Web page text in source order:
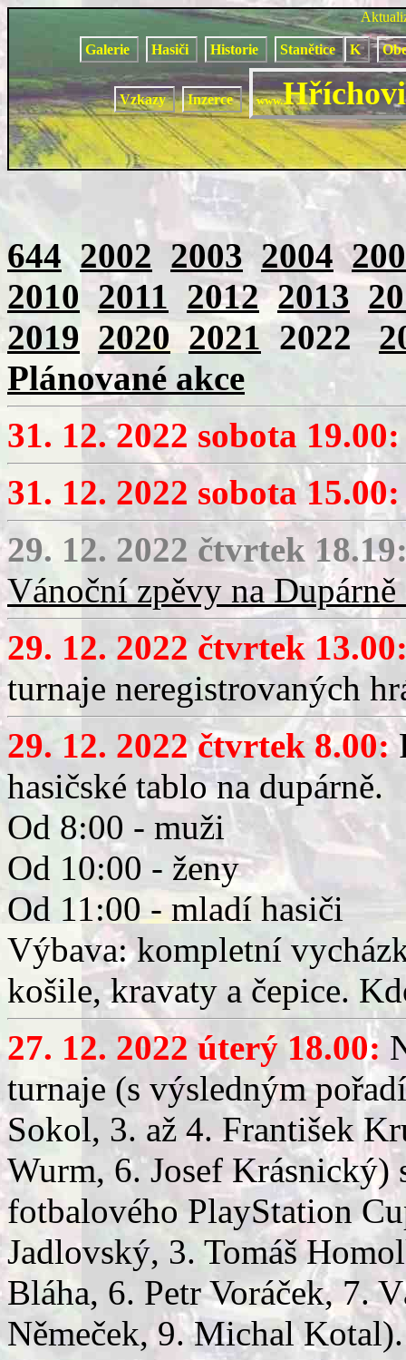
Galerie Hasiči Historie Stanětice K
Vzkazy Inzerce www.
644 2002 2003 2004
2010 2011 2012 2013
2019 2020 2021 2022
Plánované akce
31. 12. 2022 sobota 19.00:
31. 12. 2022 sobota 15.00:
29. 12. 2022 čtvrtek
Vánoční zpěvy na
29. 12. 2022 čtvrtek
turnaje neregistrovaných
29. 12. 2022 čtvrtek 8.00:
hasičské tablo na dupárně.
Od 8:00 - muži
Od 10:00 - ženy
Od 11:00 - mladí hasiči
Výbava: kompletní
košile, kravaty a čepice.
27. 12. 2022 úterý 18.00:
turnaje (s výsledným
Sokol, 3. až 4. František
Wurm, 6. Josef Krásnický)
fotbalového PlayStation
Jadlovský, 3. Tomáš
Bláha, 6. Petr Voráček, 7.
Němeček, 9. Michal Kotal).